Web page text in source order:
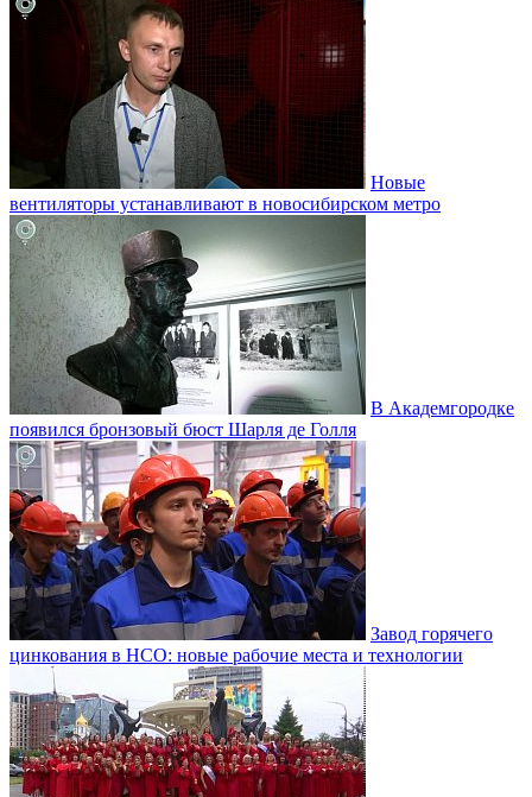
Новые
вентиляторы устанавливают в новосибирском метро
В Академгородке
появился бронзовый бюст Шарля де Голля
Завод горячего
цинкования в НСО: новые рабочие места и технологии